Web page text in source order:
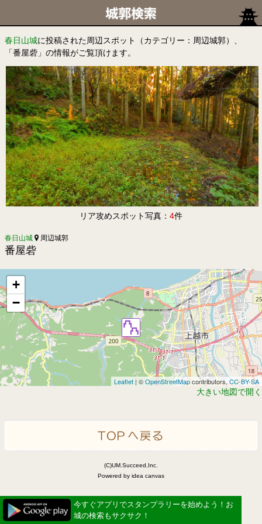
春日山城に投稿された周辺スポット（カテゴリー：周辺城郭）、
「番屋砦」の情報がご覧頂けます。
リア攻めスポット写真： 4件
春日山城 周辺城郭
番屋砦
+
−
Leaflet | ©OpenStreetMapcontributors,CC-BY-SA
大きい地図で開く
(C)UM.Succeed,Inc.
Powered by idea canvas
今すぐアプリでスタンプラリーを始めよう！お
城の検索もサクサク！